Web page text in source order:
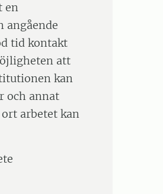
en
angående
tid kontakt
att
kan
och annat
arbetet kan